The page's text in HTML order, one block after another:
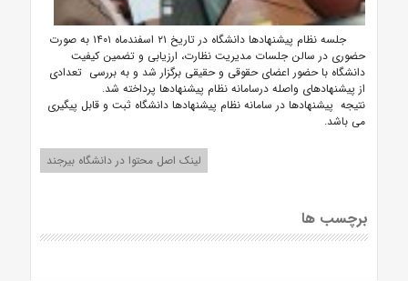
جلسه نظام پیشنهادها دانشگاه در تاریخ ۲۱ اسفندماه ۱۴۰۱ به صورت
حضوری در سالن جلسات مدیریت نظارت، ارزیابی و تضمین کیفیت
دانشگاه با حضور اعضای حقوقی و حقیقی برگزار شد و به بررسی تعدادی
از پیشنهادهای واصله درسامانه نظام پیشنهادها پرداخته شد.
نتیجه پیشنهادها در سامانه نظام پیشنهادها دانشگاه ثبت و قابل پیگیری
می باشد.
لینک اصل محتوا در دانشگاه بیرجند
برچسب ها